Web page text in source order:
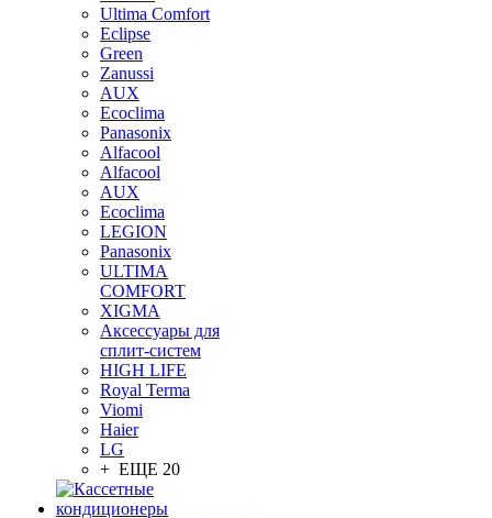
Ultima Comfort
Eclipse
Green
Zanussi
AUX
Ecoclima
Panasonix
Alfacool
Alfacool
AUX
Ecoclima
LEGION
Panasonix
ULTIMA
COMFORT
XIGMA
Аксессуары для
сплит-систем
HIGH LIFE
Royal Terma
Viomi
Haier
LG
+ ЕЩЕ 20